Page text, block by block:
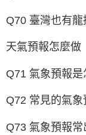
Q70 臺灣也有龍
天氣預報怎麼
Q71 氣象預報
Q72 常見的氣象
Q73 氣象預報